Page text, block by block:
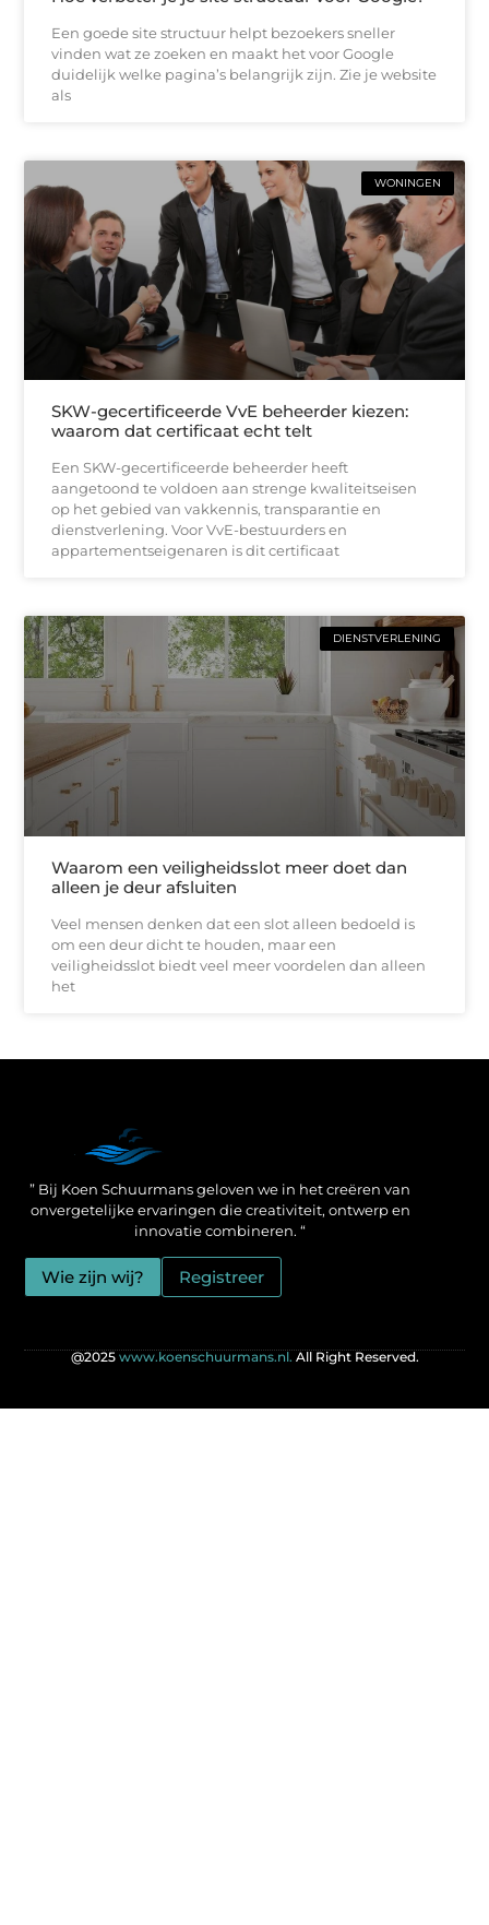
Een goede site structuur helpt bezoekers sneller
vinden wat ze zoeken en maakt het voor Google
duidelijk welke pagina’s belangrijk zijn. Zie je website
als
WONINGEN
SKW-gecertificeerde VvE beheerder kiezen:
waarom dat certificaat echt telt
Een SKW-gecertificeerde beheerder heeft
aangetoond te voldoen aan strenge kwaliteitseisen
op het gebied van vakkennis, transparantie en
dienstverlening. Voor VvE-bestuurders en
appartementseigenaren is dit certificaat
DIENSTVERLENING
Waarom een veiligheidsslot meer doet dan
alleen je deur afsluiten
Veel mensen denken dat een slot alleen bedoeld is
om een deur dicht te houden, maar een
veiligheidsslot biedt veel meer voordelen dan alleen
het
” Bij Koen Schuurmans geloven we in het creëren van
onvergetelijke ervaringen die creativiteit, ontwerp en
innovatie combineren. “
Wie zijn wij? Registreer
@2025 www.koenschuurmans.nl. All Right Reserved.